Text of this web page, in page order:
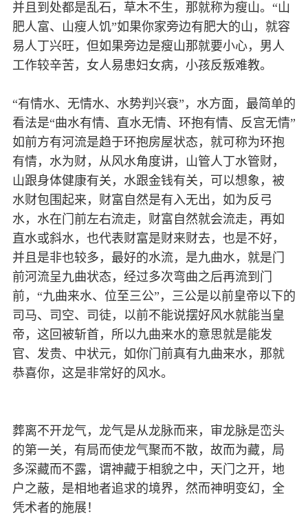
并且到处都是乱石，草木不生，那就称为瘦山。“山
肥人富、山瘦人饥”如果你家旁边有肥大的山，就容
易人丁兴旺，但如果旁边是瘦山那就要小心，男人
工作较辛苦，女人易患妇女病，小孩反叛难教。
“有情水、无情水、水势判兴衰”，水方面，最简单的
看法是“曲水有情、直水无情、环抱有情、反宫无情”
如前方有河流是趋于环抱房屋状态，就可称为环抱
有情，水为财，从风水角度讲，山管人丁水管财，
山跟身体健康有关，水跟金钱有关，可以想象，被
水财包围起来，财富自然是有入无出，如为反弓
水，水在门前左右流走，财富自然就会流走，再如
直水或斜水，也代表财富是财来财去，也是不好，
并且是非也较多，最好的水流，是九曲水，就是门
前河流呈九曲状态，经过多次弯曲之后再流到门
前，“九曲来水、位至三公”，三公是以前皇帝以下的
司马、司空、司徒，以前不能说摆好风水就能当皇
帝，这回被斩首，所以九曲来水的意思就是能发
官、发贵、中状元，如你门前真有九曲来水，那就
恭喜你，这是非常好的风水。
葬离不开龙气，龙气是从龙脉而来，审龙脉是峦头
的第一关，有局而使龙气聚而不散，故而为藏，局
多深藏而不露，谓神藏于相貌之中，天门之开，地
户之蔽，是相地者追求的境界，然而神明变幻，全
凭术者的施展！